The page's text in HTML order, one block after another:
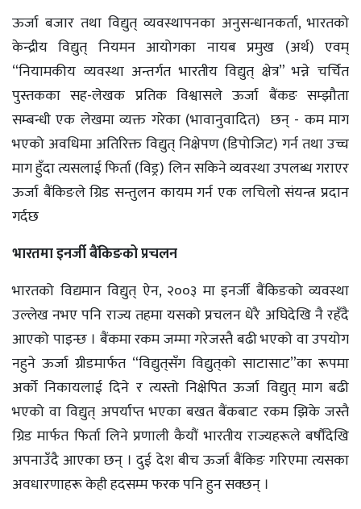
ऊर्जा बजार तथा विद्युत् व्यवस्थापनका अनुसन्धानकर्ता, भारतको
केन्द्रीय विद्युत् नियमन आयोगका नायब प्रमुख (अर्थ) एवम्
“नियामकीय व्यवस्था अन्तर्गत भारतीय विद्युत् क्षेत्र” भन्ने चर्चित
पुस्तकका सह-लेखक प्रतिक विश्वासले ऊर्जा बैंकङ सम्झौता
सम्बन्धी एक लेखमा व्यक्त गरेका (भावानुवादित) छन् - कम माग
भएको अवधिमा अतिरिक्त विद्युत्‌ निक्षेपण (डिपोजिट) गर्न तथा उच्च
माग हुँदा त्यसलाई फिर्ता (विड्र) लिन सकिने व्यवस्था उपलब्ध गराएर
ऊर्जा बैंकिङले ग्रिड सन्तुलन कायम गर्न एक लचिलो संयन्त्र प्रदान
गर्दछ
भारतमा इनर्जी बैंकिङको प्रचलन
भारतको विद्यमान विद्युत् ऐन, २००३ मा इनर्जी बैंकिङको व्यवस्था
उल्लेख नभए पनि राज्य तहमा यसको प्रचलन धेरै अघिदेखि नै रहँदै
आएको पाइन्छ । बैंकमा रकम जम्मा गरेजस्तै बढी भएको वा उपयोग
नहुने ऊर्जा ग्रीडमार्फत “विद्युत्‌सँग विद्युत्‌‌को साटासाट”का रूपमा
अर्को निकायलाई दिने र त्यस्तो निक्षेपित ऊर्जा विद्युत् माग बढी
भएको वा विद्युत् अपर्याप्त भएका बखत बैंकबाट रकम झिके जस्तै
ग्रिड मार्फत फिर्ता लिने प्रणाली कैयौं भारतीय राज्यहरूले बर्षौंदेखि
अपनाउँदै आएका छन् । दुई देश बीच ऊर्जा बैंकिङ गरिएमा त्यसका
अवधारणाहरू केही हदसम्म फरक पनि हुन सक्छन् ।